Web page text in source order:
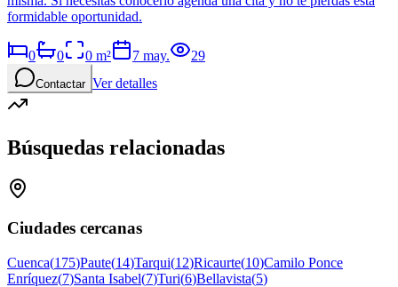
formidable oportunidad.
0 0 0 m² 7 may. 29
Contactar Ver detalles
Búsquedas relacionadas
Ciudades cercanas
Cuenca(175)Paute(14)Tarqui(12)Ricaurte(10)Camilo Ponce
Enríquez(7)Santa Isabel(7)Turi(6)Bellavista(5)